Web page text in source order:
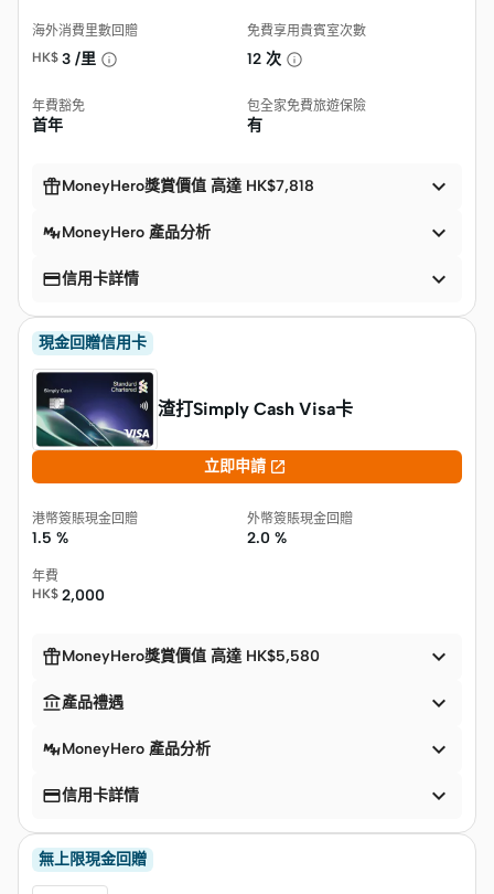
海外消費里數回贈
HK$ 3 /里
免費享用貴賓室次數
12 次
年費豁免
首年
包全家免費旅遊保險
有
MoneyHero獎賞價值 高達 HK$7,818 
MoneyHero 產品分析 
信用卡詳情 
現金回贈信用卡
渣打Simply Cash Visa卡
立即申請 
港幣簽賬現金回贈
1.5 %
外幣簽賬現金回贈
2.0 %
年費
HK$ 2,000
MoneyHero獎賞價值 高達 HK$5,580 
產品禮遇 
MoneyHero 產品分析 
信用卡詳情 
無上限現金回贈